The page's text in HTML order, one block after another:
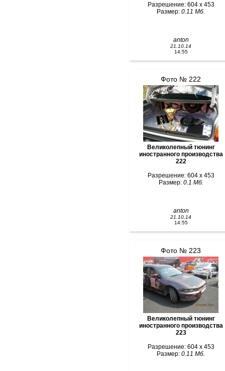
Разрешение: 604 x 453
Размер: 0.11 Мб.
anton
21.10.14
14:55
Фото № 222
Великолепный тюнинг
иностранного производства
222
Разрешение: 604 x 453
Размер: 0.1 Мб.
anton
21.10.14
14:55
Фото № 223
Великолепный тюнинг
иностранного производства
223
Разрешение: 604 x 453
Размер: 0.11 Мб.